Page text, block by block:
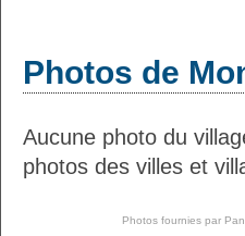
Photos de
Aucune photo du
photos des villes et
Photos fournies par